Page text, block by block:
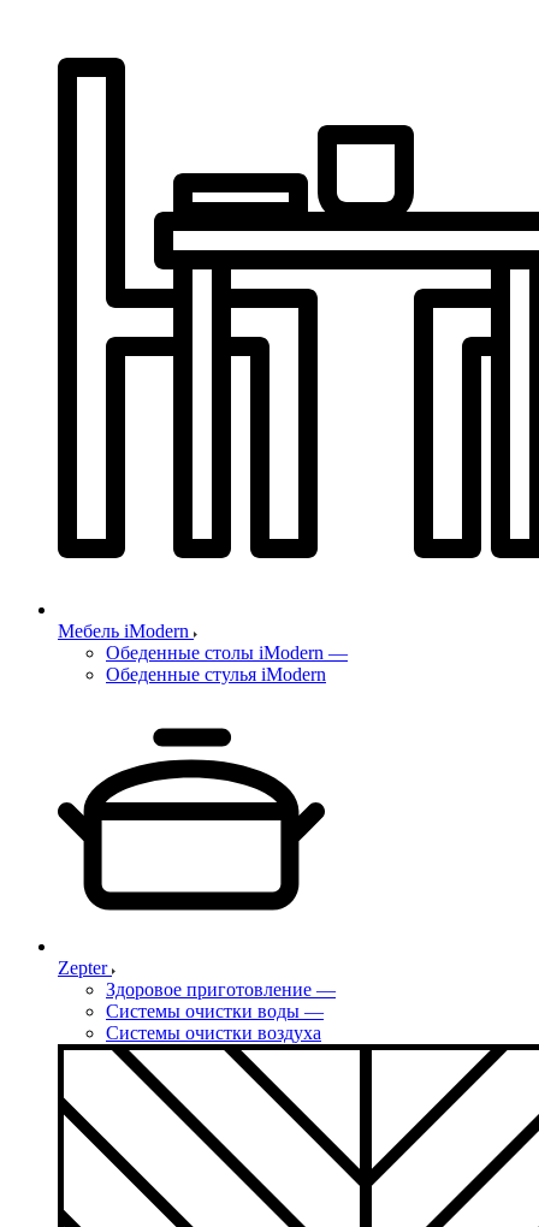
Мебель iModern
Обеденные столы iModern —
Обеденные стулья iModern
Zepter
Здоровое приготовление —
Системы очистки воды —
Системы очистки воздуха